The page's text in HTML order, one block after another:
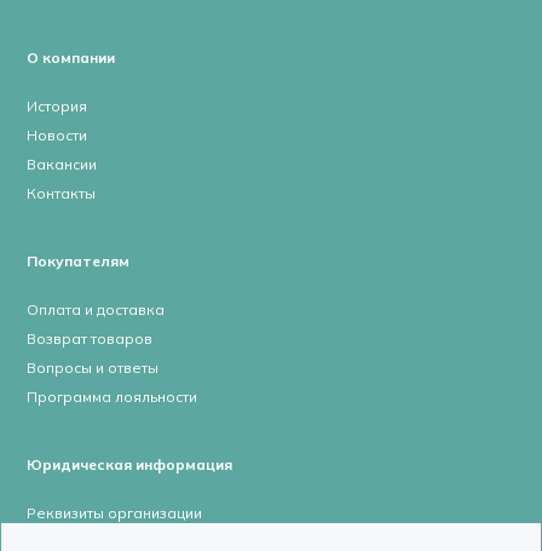
О компании
История
Новости
Вакансии
Контакты
Покупателям
Оплата и доставка
Возврат товаров
Вопросы и ответы
Программа лояльности
Юридическая информация
Реквизиты организации